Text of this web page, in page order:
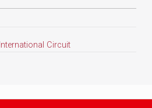
Circuit